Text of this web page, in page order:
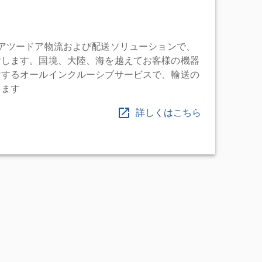
ツードア物流および配送ソリューションで、
ます。国境、大陸、海を越えてお客様の機器
るオールインクルーシブサービスで、輸送の
す
詳しくはこちら